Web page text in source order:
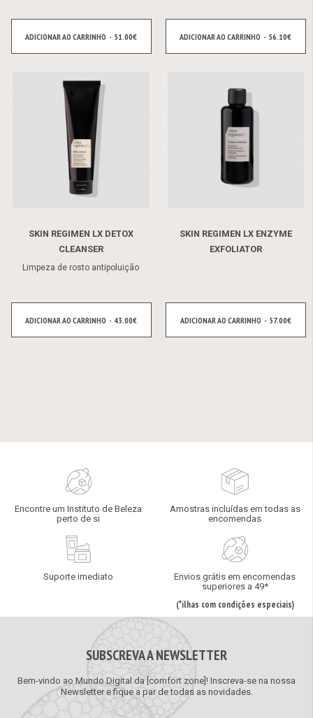
ADICIONAR AO CARRINHO - 51.00€ ADICIONAR AO CARRINHO - 56.10€
SKIN REGIMEN LX DETOX
CLEANSER
Limpeza de rosto antipoluição
ADICIONAR AO CARRINHO - 43.00€
SKIN REGIMEN LX ENZYME
EXFOLIATOR
ADICIONAR AO CARRINHO - 57.00€
Encontre um Instituto de Beleza
perto de si
Amostras incluídas em todas as
encomendas
Suporte imediato
Envios grátis em encomendas
superiores a 49*
(*ilhas com condições especiais)
SUBSCREVA A NEWSLETTER
Bem-vindo ao Mundo Digital da [comfort zone]! Inscreva-se na nossa
Newsletter e fique a par de todas as novidades.